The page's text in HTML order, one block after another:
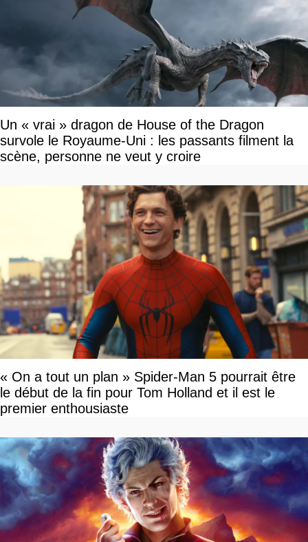
Un « vrai » dragon de House of the Dragon
survole le Royaume-Uni : les passants filment la
scène, personne ne veut y croire
« On a tout un plan » Spider-Man 5 pourrait être
le début de la fin pour Tom Holland et il est le
premier enthousiaste